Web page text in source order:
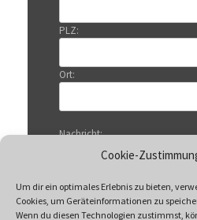
Cookie-
Um dir ein optimales Erlebnis zu bieten,
Cookies, um Geräteinformationen zu
Wenn du diesen Technologien zustimmst,
PLZ:
Ort:
Nachricht: